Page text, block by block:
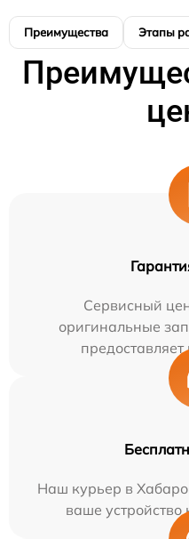
Преимущества Этапы
Сервисный
оригинальные
Наш курьер в
ваше устройство